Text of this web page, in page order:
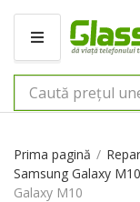
M
N
I
Prima pagină /
Samsung Galaxy M10
Galaxy M10